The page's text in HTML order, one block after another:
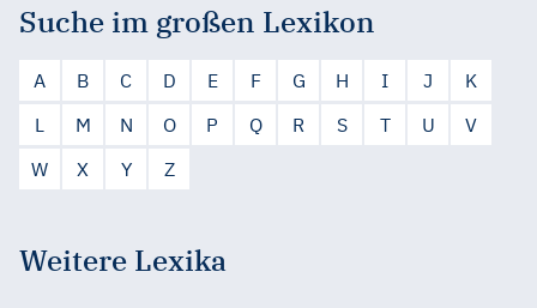
Suche im großen Lexikon
A B C D E F G H I J
K
L
M N O P Q R S T U
V
W
X Y Z
Weitere Lexika